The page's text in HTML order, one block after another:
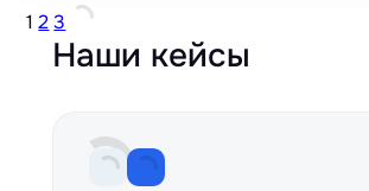
1 2 3
Наши кейсы